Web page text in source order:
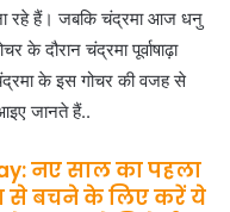
रहे हैं। जबकि चंद्रमा आज धनु
दौरान चंद्रमा पूर्वाषाढ़ा
के इस गोचर की वजह से
जानते हैं..
नए साल का पहला
से बचने के लिए करें ये